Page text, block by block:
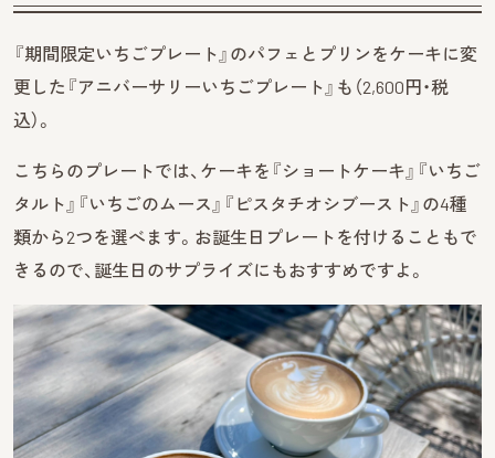
『期間限定いちごプレート』のパフェとプリンをケーキに変
更した『アニバーサリーいちごプレート』も（2,600円・税
込）。
こちらのプレートでは、ケーキを『ショートケーキ』『いちご
タルト』『いちごのムース』『ピスタチオシブースト』の4種
類から2つを選べます。お誕生日プレートを付けることもで
きるので、誕生日のサプライズにもおすすめですよ。